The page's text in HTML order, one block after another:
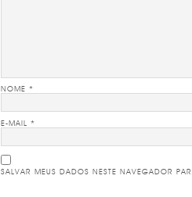
NOME *
E-MAIL *
SALVAR MEUS DADOS NESTE NAVEGADOR